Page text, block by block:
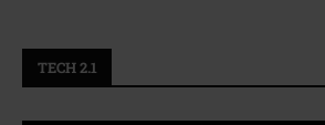
TECH 2.1